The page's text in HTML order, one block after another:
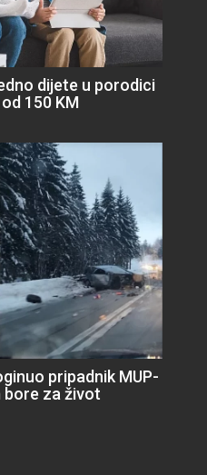
dijete u porodici
150 KM
pripadnik MUP-
bore za život